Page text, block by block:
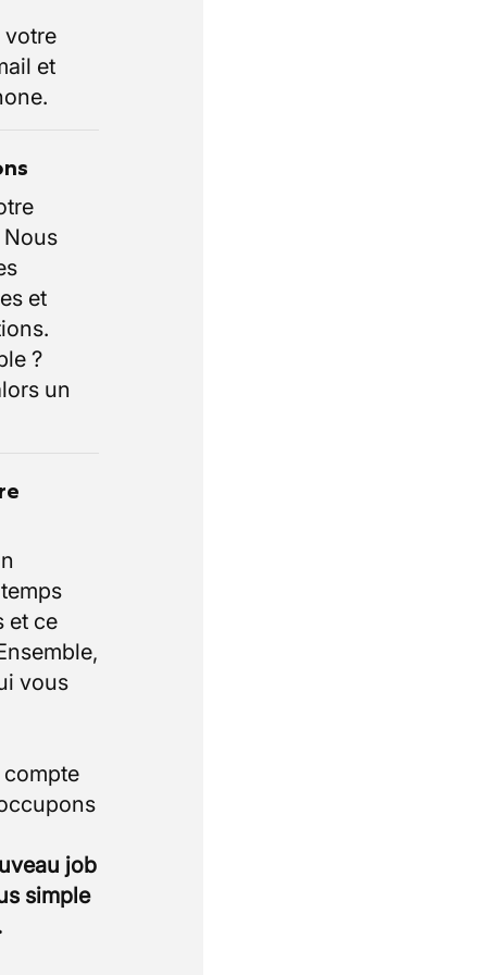
votre
et
et
?
un
et ce
vous
job
simple